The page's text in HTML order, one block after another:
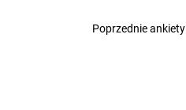
Poprzednie ankiety